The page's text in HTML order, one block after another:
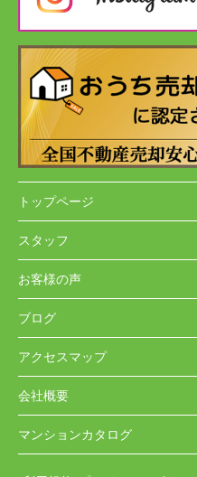
トップページ
スタッフ
お客様の声
ブログ
アクセスマップ
会社概要
マンションカタログ